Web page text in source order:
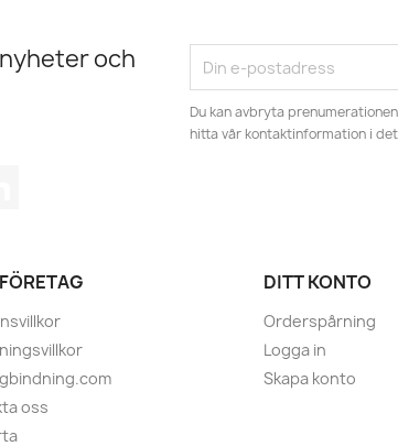
och
Du kan avbryta
hitta vår kontaktinformation i
oss
DITT KONTO
Orderspårning
Logga in
Skapa konto